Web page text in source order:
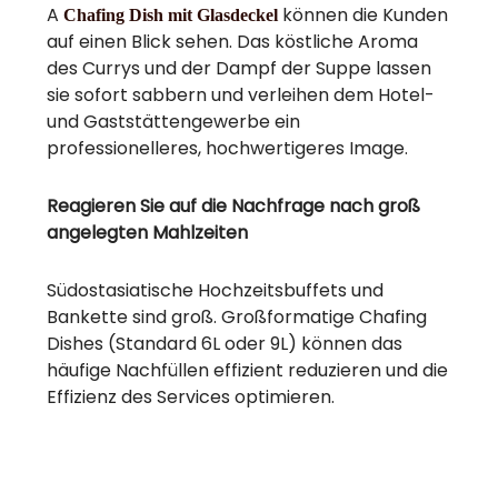
AChafing Dish mit Glasdeckel können die Kunden
auf einen Blick sehen. Das köstliche Aroma
des Currys und der Dampf der Suppe lassen
sie sofort sabbern und verleihen dem Hotel-
und Gaststättengewerbe ein
professionelleres, hochwertigeres Image.
Reagieren Sie auf die Nachfrage nach groß
angelegten Mahlzeiten
Südostasiatische Hochzeitsbuffets und
Bankette sind groß. Großformatige Chafing
Dishes (Standard 6L oder 9L) können das
häufige Nachfüllen effizient reduzieren und die
Effizienz des Services optimieren.